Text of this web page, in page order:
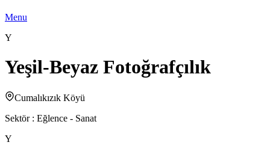
Menu
Y
Yeşil-Beyaz Fotoğrafçılık
Cumalıkızık Köyü
Sektör : Eğlence - Sanat
Y